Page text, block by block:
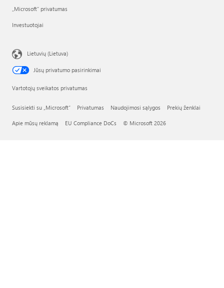
„Microsoft“ privatumas
Investuotojai
Lietuvių (Lietuva)
Jūsų privatumo pasirinkimai
Vartotojų sveikatos privatumas
Susisiekti su „Microsoft“ Privatumas Naudojimosi sąlygos Prekių ženklai
Apie mūsų reklamą EU Compliance DoCs © Microsoft 2026